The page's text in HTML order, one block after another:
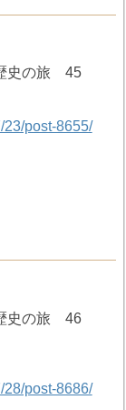
史の旅 45
23/post-8655/
史の旅 46
28/post-8686/